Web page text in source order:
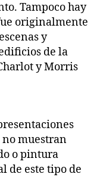
Tampoco hay
originalmente
y
de la
y Morris
muestran
o pintura
de este tipo de